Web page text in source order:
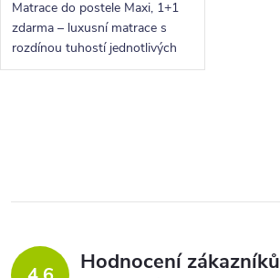
Matrace do postele Maxi, 1+1
zdarma – luxusní matrace s
rozdínou tuhostí jednotlivých
ložných ploch. Jádro je
á
a
Hodnocení zákazníků